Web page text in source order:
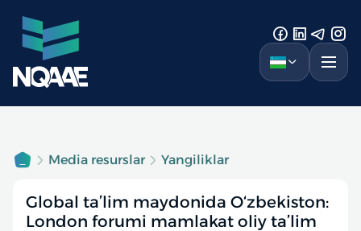
Media resurslar Yangiliklar
Global ta’lim maydonida O‘zbekiston:
London forumi mamlakat oliy ta’lim